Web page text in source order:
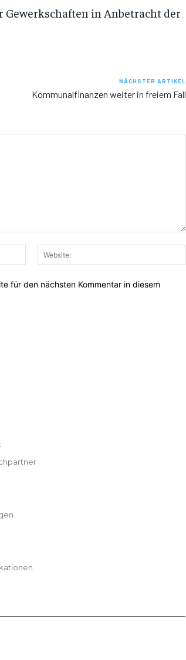
Gewerkschaften in Anbetracht der
NÄCHSTER ARTIKEL
Kommunalfinanzen weiter in freiem Fall
Mail:*
für den nächsten Kommentar in diesem